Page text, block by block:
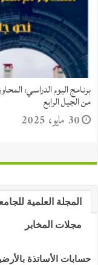
جامعة الجزائر
ومكافحته.
23 أبريل، 2025
المجلة العلمية
مجلات المخابر
حسابات الأساتذة